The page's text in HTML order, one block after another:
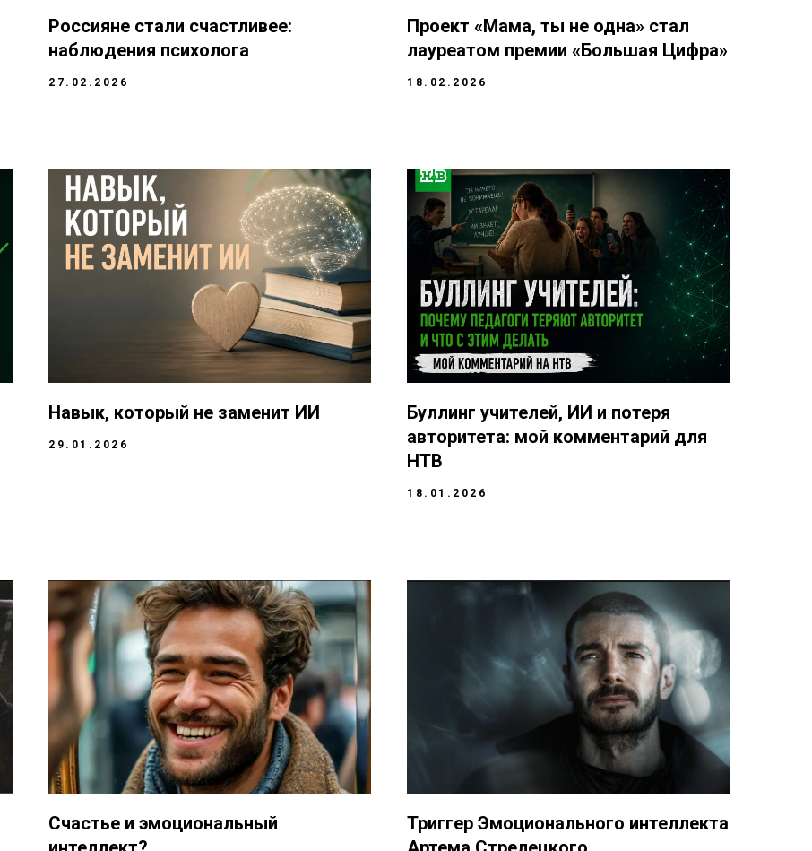
Россияне стали счастливее:
наблюдения психолога
27.02.2026
Проект «Мама, ты не одна» стал
лауреатом премии «Большая Цифра»
18.02.2026
Навык, который не заменит ИИ
29.01.2026
Буллинг учителей, ИИ и потеря
авторитета: мой комментарий для
НТВ
18.01.2026
Счастье и эмоциональный
Триггер Эмоционального интеллекта